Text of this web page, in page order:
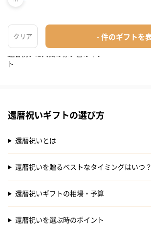
ト
還暦祝いギフトの選び方
還暦祝いとは
還暦祝いを贈るべストなタイミングはいつ？
還暦祝いギフトの相場・予算
還暦祝いを選ぶ時のポイント